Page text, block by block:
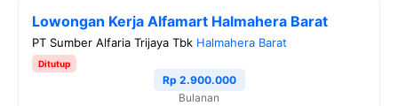
Lowongan Kerja Alfamart Halmahera Barat
PT Sumber Alfaria Trijaya Tbk Halmahera Barat
Ditutup
Rp 2.900.000
Bulanan